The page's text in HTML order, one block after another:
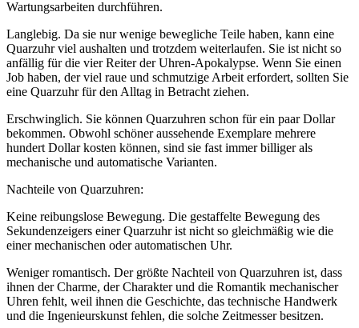
Wartungsarbeiten durchführen.
Langlebig. Da sie nur wenige bewegliche Teile haben, kann eine
Quarzuhr viel aushalten und trotzdem weiterlaufen. Sie ist nicht so
anfällig für die vier Reiter der Uhren-Apokalypse. Wenn Sie einen
Job haben, der viel raue und schmutzige Arbeit erfordert, sollten Sie
eine Quarzuhr für den Alltag in Betracht ziehen.
Erschwinglich. Sie können Quarzuhren schon für ein paar Dollar
bekommen. Obwohl schöner aussehende Exemplare mehrere
hundert Dollar kosten können, sind sie fast immer billiger als
mechanische und automatische Varianten.
Nachteile von Quarzuhren:
Keine reibungslose Bewegung. Die gestaffelte Bewegung des
Sekundenzeigers einer Quarzuhr ist nicht so gleichmäßig wie die
einer mechanischen oder automatischen Uhr.
Weniger romantisch. Der größte Nachteil von Quarzuhren ist, dass
ihnen der Charme, der Charakter und die Romantik mechanischer
Uhren fehlt, weil ihnen die Geschichte, das technische Handwerk
und die Ingenieurskunst fehlen, die solche Zeitmesser besitzen.